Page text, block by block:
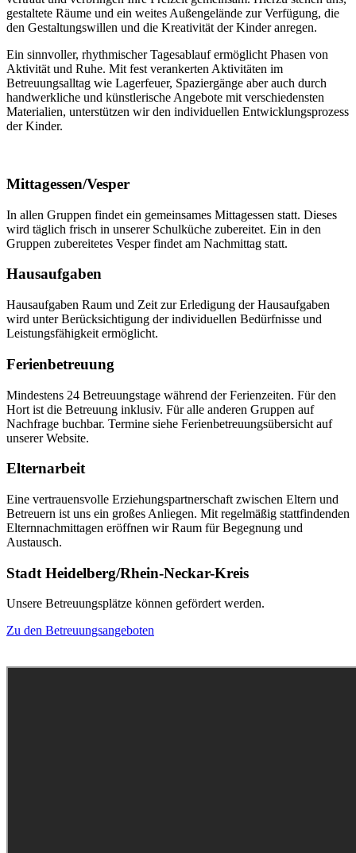
gestaltete Räume und ein weites Außengelände zur Verfügung, die
den Gestaltungswillen und die Kreativität der Kinder anregen.
Ein sinnvoller, rhythmischer Tagesablauf ermöglicht ­Phasen von
Aktivität und Ruhe. Mit fest verankerten ­Aktivitäten im
Betreuungsalltag wie Lagerfeuer, Spaziergänge aber auch durch
handwerkliche und künstlerische Angebote mit verschiedensten
Materialien, unterstützen wir den individuellen Entwicklungsprozess
der Kinder.
Mittagessen/Vesper
In allen Gruppen findet ein gemeinsames Mittagessen statt. Dieses
wird täglich frisch in unserer Schulküche zubereitet. Ein in den
Gruppen zubereitetes Vesper findet am Nachmittag statt.
Hausaufgaben
Hausaufgaben Raum und Zeit zur Erledigung der Hausaufgaben
wird unter Berücksichtigung der individuellen Bedürfnisse und
Leistungsfähigkeit ermöglicht.
Ferienbetreuung
Mindestens 24 Betreuungstage während der Ferienzeiten. Für den
Hort ist die Betreuung inklusiv. Für alle anderen Gruppen auf
Nachfrage buchbar. Termine siehe Ferien­betreuungsübersicht auf
unserer Website.
Elternarbeit
Eine vertrauensvolle Erziehungspartnerschaft zwischen Eltern und
Betreuern ist uns ein großes Anliegen. Mit ­regelmäßig stattfindenden
Elternnachmittagen eröffnen wir Raum für Begegnung und
Austausch.
Stadt Heidelberg/Rhein-Neckar-Kreis
Unsere Betreuungsplätze können gefördert werden.
Zu den Betreuungsangeboten